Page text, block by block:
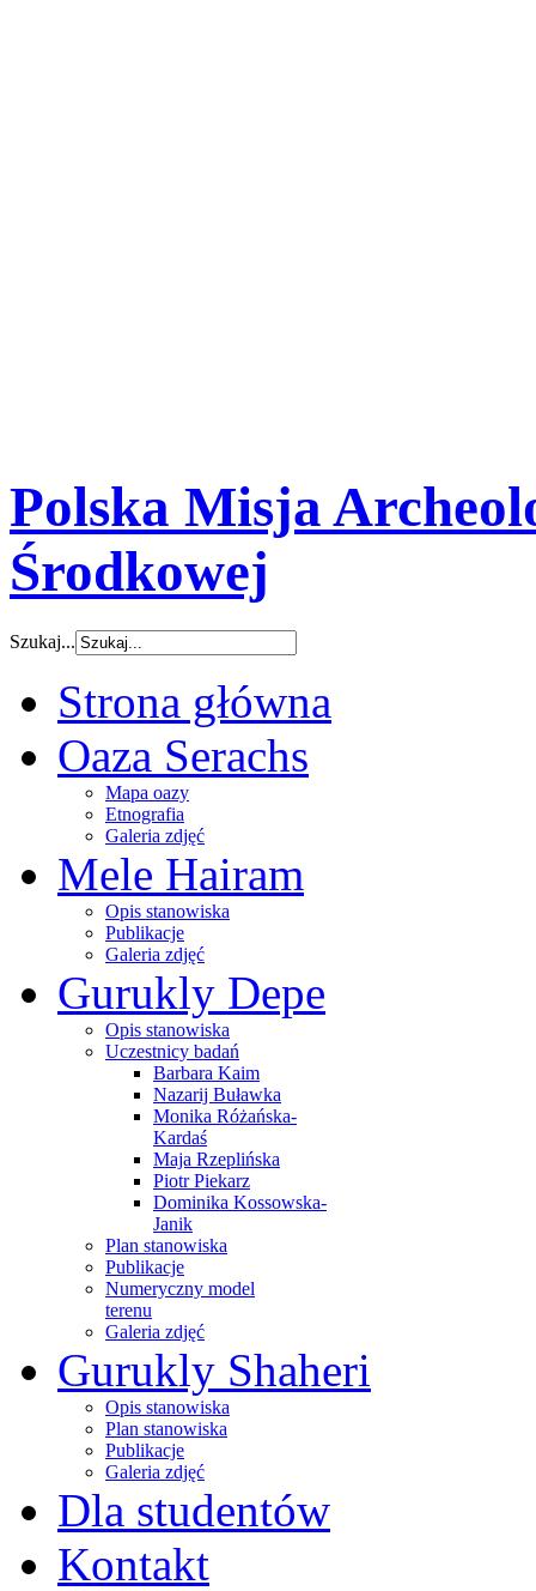
Polska Misja
Środkowej
Szukaj...
Strona główna
Oaza Serachs
Mapa oazy
Etnografia
Galeria zdjęć
Mele Hairam
Opis stanowiska
Publikacje
Galeria zdjęć
Gurukly Depe
Opis stanowiska
Uczestnicy badań
Barbara Kaim
Nazarij Buławka
Monika Różańska-
Kardaś
Maja Rzeplińska
Piotr Piekarz
Dominika Kossowska-
Janik
Plan stanowiska
Publikacje
Numeryczny model
terenu
Galeria zdjęć
Gurukly Shaheri
Opis stanowiska
Plan stanowiska
Publikacje
Galeria zdjęć
Dla studentów
Kontakt